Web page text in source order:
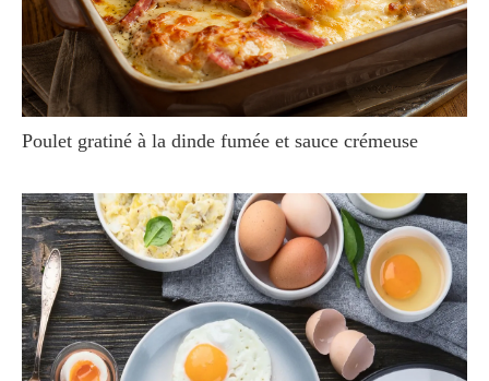
Poulet gratiné à la dinde fumée et sauce crémeuse